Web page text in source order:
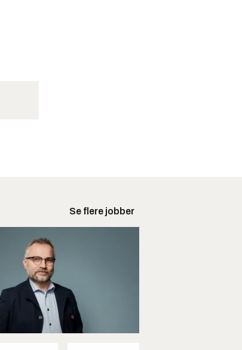
Se flere jobber